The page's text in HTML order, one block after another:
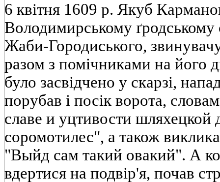
6 квітня 1609 р. Якуб
Володимирському ґродському
Жаби-Городиського,
разом з помічниками на його
було засвідчено у скарзі,
порубав і посік ворота,
славе и уцтивости
соромотилес", а також
"Выйд сам такий овакий". А
вдертися на подвір'я, почав